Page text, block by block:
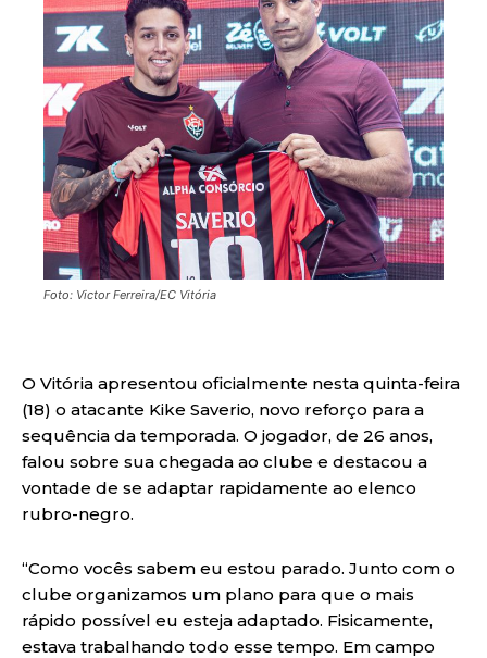
Foto: Victor Ferreira/EC Vitória
O Vitória apresentou oficialmente nesta quinta-feira
(18) o atacante Kike Saverio, novo reforço para a
sequência da temporada. O jogador, de 26 anos,
falou sobre sua chegada ao clube e destacou a
vontade de se adaptar rapidamente ao elenco
rubro-negro.
“Como vocês sabem eu estou parado. Junto com o
clube organizamos um plano para que o mais
rápido possível eu esteja adaptado. Fisicamente,
estava trabalhando todo esse tempo. Em campo